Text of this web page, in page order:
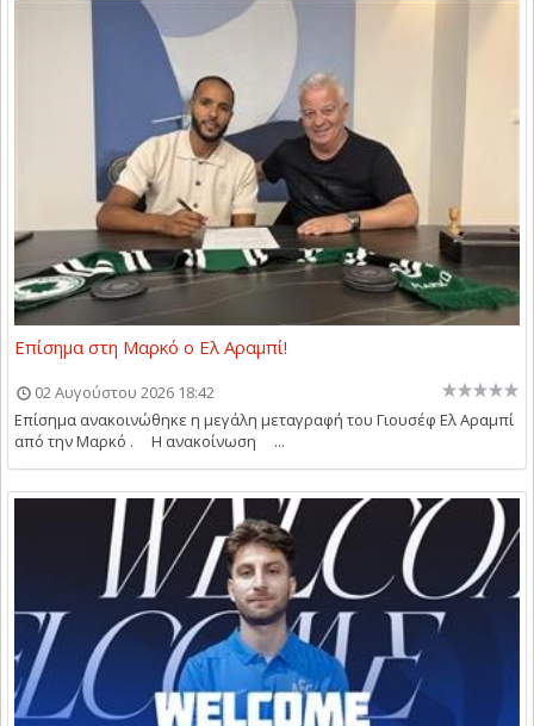
Επίσημα στη Μαρκό ο Ελ Αραμπί!
02 Αυγούστου 2026 18:42
Επίσημα ανακοινώθηκε η μεγάλη μεταγραφή του Γιουσέφ Ελ Αραμπί
από την Μαρκό . Η ανακοίνωση ...